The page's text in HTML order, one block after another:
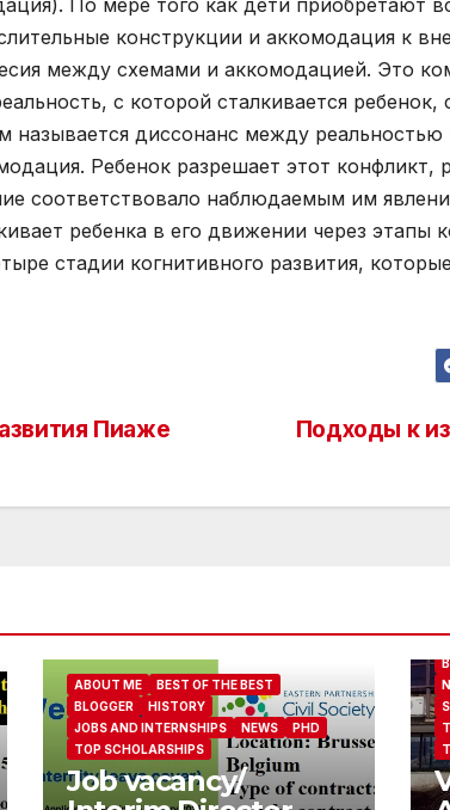
По мере того как дети приобретают
конструкции и аккомодация к
между схемами и аккомодацией. Это
с которой сталкивается
называется диссонанс между
Ребенок разрешает этот конфликт,
соответствовало наблюдаемым им
ребенка в его движении через этапы
стадии когнитивного развития,
Подходы к
Пиаже
ABOUT ME
BEST OF THE BEST
BLOGGER
HISTORY
JOBS AND INTERNSHIPS
NEWS
PHD
TOP SCHOLARSHIPS
Job vacancy/